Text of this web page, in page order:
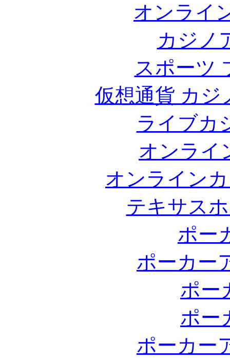
オンライ
カジノ
スポーツ
仮想通貨 カジ
ライブカ
オンライ
オンライン
テキサス
ポー
ポーカー
ポー
ポー
ポーカー